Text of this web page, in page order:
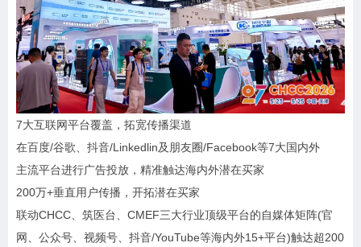
7大互联网平台覆盖，拓宽传播渠道
在百度/谷歌、抖音/Linkedlin及朋友圈/Facebook等7大国内外
主流平台进行广告投放，精准触达海内外潜在买家
200万+垂直用户传播，开拓潜在买家
联动CHCC、筑医台、CMEF三大行业顶级平台的自媒体矩阵(官
网、公众号、视频号、抖音/YouTube等海内外15+平台)触达超200